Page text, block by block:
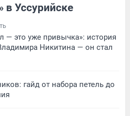
в Уссурийске
— это уже привычка»: история
Никитина — он стал
гайд от набора петель до